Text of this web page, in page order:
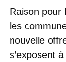
Raison pour
les
nouvelle
s’exposent